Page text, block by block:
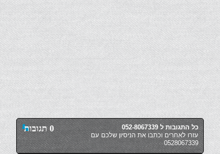
0 תגובות
כל התגובות ל 052-8067339
עזרו לאחרים וכתבו את הניסיון שלכם עם
0528067339